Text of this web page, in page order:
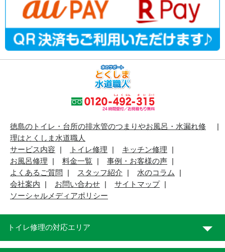
徳島のトイレ・台所の排水管のつまりやお風呂・水漏れ修
理はとくしま水道職人
サービス内容
トイレ修理
キッチン修理
お風呂修理
料金一覧
事例・お客様の声
よくあるご質問
スタッフ紹介
水のコラム
会社案内
お問い合わせ
サイトマップ
ソーシャルメディアポリシー
トイレ修理の対応エリア